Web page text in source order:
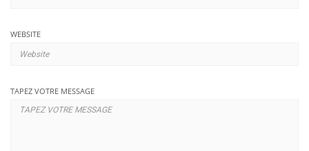
WEBSITE
TAPEZ VOTRE MESSAGE